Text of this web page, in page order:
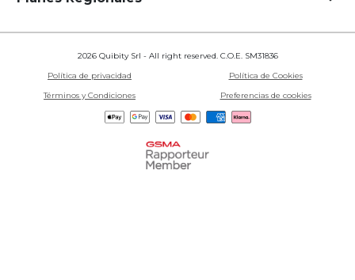
2026 Quibity Srl - All right reserved. C.O.E. SM31836
Política de privacidad
Política de Cookies
Términos y Condiciones
Preferencias de cookies